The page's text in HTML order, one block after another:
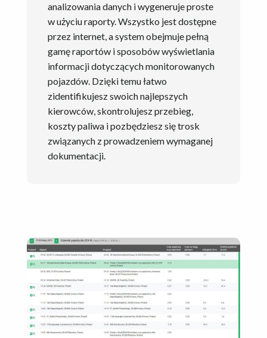
analizowania danych i wygeneruje proste
w użyciu raporty. Wszystko jest dostępne
przez internet, a system obejmuje pełną
gamę raportów i sposobów wyświetlania
informacji dotyczących monitorowanych
pojazdów. Dzięki temu łatwo
zidentifikujesz swoich najlepszych
kierowców, skontrolujesz przebieg,
koszty paliwa i pozbędziesz się trosk
związanych z prowadzeniem wymaganej
dokumentacji.